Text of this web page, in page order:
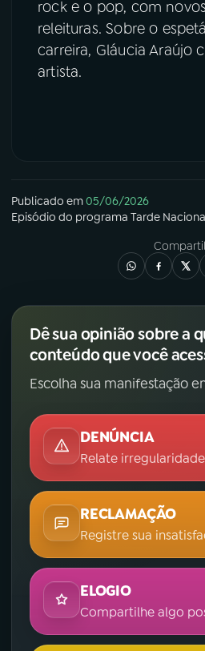
rock e o pop, com
releituras. Sobre o
carreira, Gláucia Araújo
artista.
Publicado em05/06/2026
Episódio do programa Tarde
Dê sua opinião sobre a
conteúdo que você
Escolha sua manifestação
DENÚNCIA
Relate
RECLAMAÇÃO
Registre sua
ELOGIO
Compartilhe algo